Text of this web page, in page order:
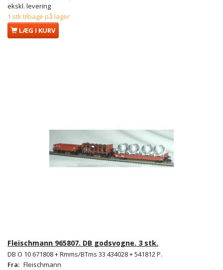
ekskl. levering
1 stk tilbage på lager
LÆG I KURV
Fleischmann 965807. DB godsvogne. 3 stk.
DB O 10 671808 + Rmms/BTms 33 434028 + 541812 P.
Fra: Fleischmann